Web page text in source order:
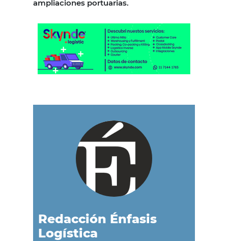
ampliaciones portuarias.
Redacción Énfasis
Logística